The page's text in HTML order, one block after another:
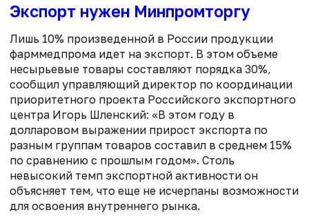
Экспорт нужен Минпромторгу
Лишь 10% произведенной в России продукции
фарммедпрома идет на экспорт. В этом объеме
несырьевые товары составляют порядка 30%,
сообщил управляющий директор по координации
приоритетного проекта Российского экспортного
центра Игорь Шленский: «В этом году в
долларовом выражении прирост экспорта по
разным группам товаров составил в среднем 15%
по сравнению с прошлым годом». Столь
невысокий темп экспортной активности он
объясняет тем, что еще не исчерпаны возможности
для освоения внутреннего рынка.